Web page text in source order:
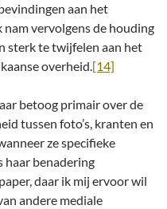
aan het
vervolgens de houding
sterk te twijfelen aan het
overheid.[14]
betoog primair over de
tussen foto’s, kranten en
ze specifieke
haar benadering
daar ik mij ervoor wil
andere mediale